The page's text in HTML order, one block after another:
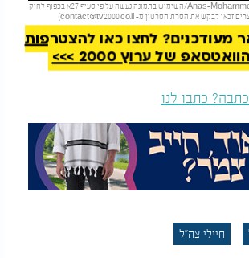
(צילום: Anas-Mohammed/shutterstock/השימוש בתמונה נעשה על פי סעיף 27א בכפוף לחוק
זכאי לבקש את הסרת הסרטון מ- contact@tv2000.co.il
)
מעודכנים? לחצו כאן להצטרפות
של ערוץ 2000 >>>
כתבו לנו
חיילי צה"ל